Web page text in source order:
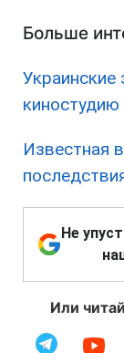
Больше
Украинские
Известная
Не
Или